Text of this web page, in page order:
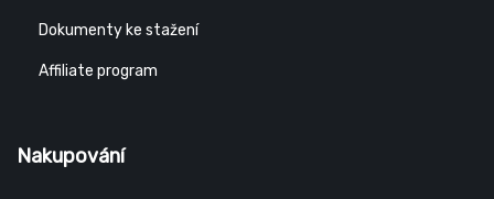
Dokumenty ke stažení
Affiliate program
Nakupování